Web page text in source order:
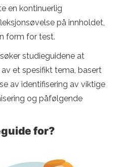
en kontinuerlig
på innholdet,
form for test.
studieguidene at
et spesifikt tema, basert
av identifisering av viktige
og påfølgende
for?